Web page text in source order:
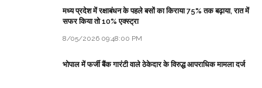
मध्य प्रदेश में रक्षाबंधन के पहले बसों का किराया 75% तक बढ़ाया, रात में
सफर किया तो 10% एक्स्ट्रा
8/05/2026 09:48:00 PM
भोपाल में फर्जी बैंक गारंटी वाले ठेकेदार के विरुद्ध आपराधिक मामला दर्ज